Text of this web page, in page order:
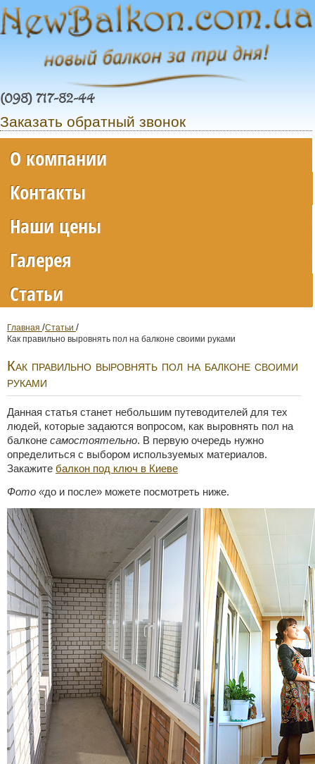
(098) 717-82-44
Заказать обратный звонок
О компании
Контакты
Наши цены
Галерея
Статьи
Главная /Статьи /
Как правильно выровнять пол на балконе своими руками
Как правильно выровнять пол на балконе своими
руками
Данная статья станет небольшим путеводителей для тех
людей, которые задаются вопросом, как выровнять пол на
балконе самостоятельно. В первую очередь нужно
определиться с выбором используемых материалов.
Закажите балкон под ключ в Киеве
Фото «до и после» можете посмотреть ниже.